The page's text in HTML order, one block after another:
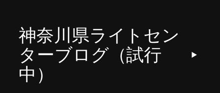
神奈川県ライトセン
ターブログ（試行
中）